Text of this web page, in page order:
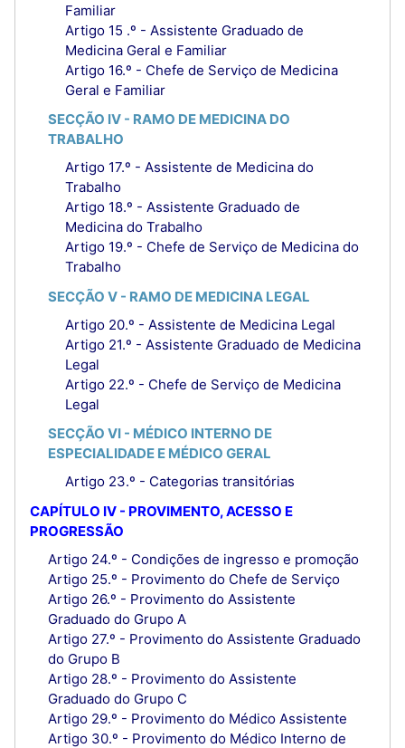
Familiar
Artigo 15 .º - Assistente Graduado de
Medicina Geral e Familiar
Artigo 16.º - Chefe de Serviço de Medicina
Geral e Familiar
SECÇÃO IV - RAMO DE MEDICINA DO
TRABALHO
Artigo 17.º - Assistente de Medicina do
Trabalho
Artigo 18.º - Assistente Graduado de
Medicina do Trabalho
Artigo 19.º - Chefe de Serviço de Medicina do
Trabalho
SECÇÃO V - RAMO DE MEDICINA LEGAL
Artigo 20.º - Assistente de Medicina Legal
Artigo 21.º - Assistente Graduado de Medicina
Legal
Artigo 22.º - Chefe de Serviço de Medicina
Legal
SECÇÃO VI - MÉDICO INTERNO DE
ESPECIALIDADE E MÉDICO GERAL
Artigo 23.º - Categorias transitórias
CAPÍTULO IV - PROVIMENTO, ACESSO E
PROGRESSÃO
Artigo 24.º - Condições de ingresso e promoção
Artigo 25.º - Provimento do Chefe de Serviço
Artigo 26.º - Provimento do Assistente
Graduado do Grupo A
Artigo 27.º - Provimento do Assistente Graduado
do Grupo B
Artigo 28.º - Provimento do Assistente
Graduado do Grupo C
Artigo 29.º - Provimento do Médico Assistente
Artigo 30.º - Provimento do Médico Interno de